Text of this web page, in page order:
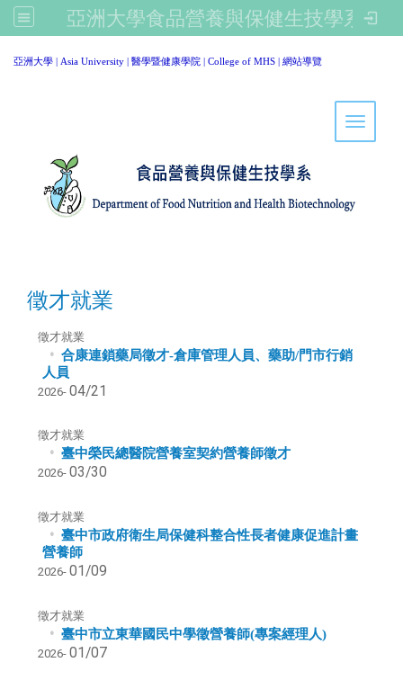
亞洲大學食品營養與保健生技學系
亞洲大學 | Asia University | 醫學暨健康學院 | College of MHS | 網站導覽
Toggle
徵才就業
徵才就業
合康連鎖藥局徵才-倉庫管理人員、藥助/門市行銷
人員
2026- 04/21
徵才就業
臺中榮民總醫院營養室契約營養師徵才
2026- 03/30
徵才就業
臺中市政府衛生局保健科整合性長者健康促進計畫
營養師
2026- 01/09
徵才就業
臺中市立東華國民中學徵營養師(專案經理人)
2026- 01/07